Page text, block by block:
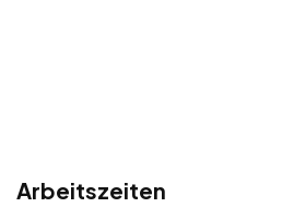
Arbeitszeiten